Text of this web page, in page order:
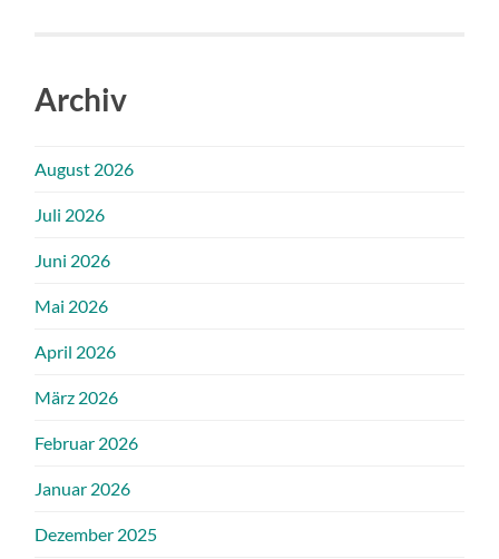
Archiv
August 2026
Juli 2026
Juni 2026
Mai 2026
April 2026
März 2026
Februar 2026
Januar 2026
Dezember 2025